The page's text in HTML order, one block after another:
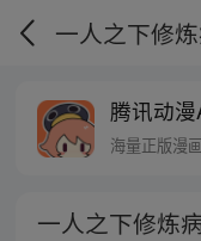
腾讯动
海量正版漫
一人之下修炼